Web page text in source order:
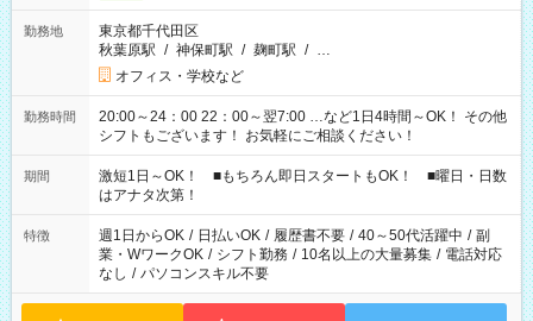
勤務地
東京都千代田区
秋葉原駅 / 神保町駅 / 麹町駅 / …
オフィス・学校など
勤務時間
20:00～24：00 22：00～翌7:00 …など1日4時間～OK！ その他
シフトもございます！ お気軽にご相談ください！
期間
激短1日～OK！ ■もちろん即日スタートもOK！ ■曜日・日数
はアナタ次第！
特徴 週1日からOK / 日払いOK / 履歴書不要 / 40～50代活躍中 / 副
業・WワークOK / シフト勤務 / 10名以上の大量募集 / 電話対応
なし / パソコンスキル不要